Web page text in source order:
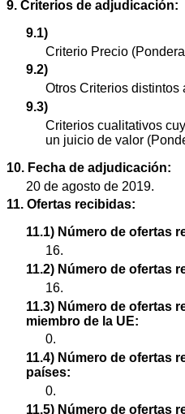
9. Criterios de adjudicación:
9.1)
Criterio Precio
9.2)
Otros Criterios distintos
9.3)
Criterios cualitativos
un juicio de valor
10. Fecha de adjudicación:
20 de agosto de 2019.
11. Ofertas recibidas:
11.1) Número de ofertas
16.
11.2) Número de ofertas
16.
11.3) Número de ofertas
miembro de la UE:
0.
11.4) Número de ofertas
países:
0.
11.5) Número de ofertas